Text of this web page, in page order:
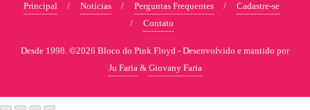
Principal Notícias Perguntas Frequentes
Cadastre-se
Contato
Desde 1998. ©2026 Bloco do Pink Floyd - Desenvolvido e mantido por
Ju Faria & Giovany Faria